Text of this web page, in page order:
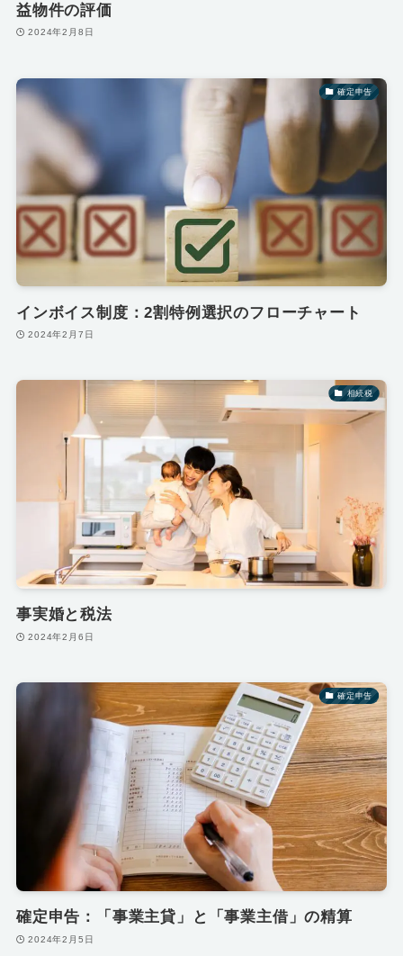
益物件の評価
2024年2月8日
確定申告
インボイス制度：2割特例選択のフローチャート
2024年2月7日
相続税
事実婚と税法
2024年2月6日
確定申告
確定申告：「事業主貸」と「事業主借」の精算
2024年2月5日